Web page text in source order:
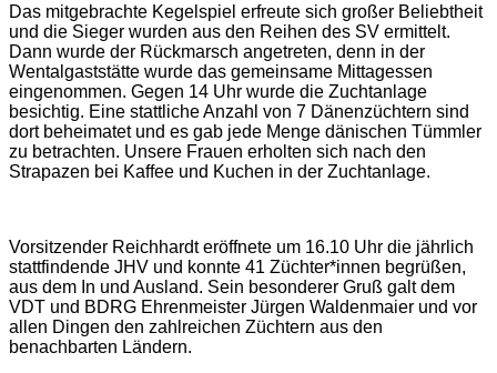
Das mitgebrachte Kegelspiel erfreute sich großer Beliebtheit
und die Sieger wurden aus den Reihen des SV ermittelt.
Dann wurde der Rückmarsch angetreten, denn in der
Wentalgaststätte wurde das gemeinsame Mittagessen
eingenommen. Gegen 14 Uhr wurde die Zuchtanlage
besichtig. Eine stattliche Anzahl von 7 Dänenzüchtern sind
dort beheimatet und es gab jede Menge dänischen Tümmler
zu betrachten. Unsere Frauen erholten sich nach den
Strapazen bei Kaffee und Kuchen in der Zuchtanlage.
Vorsitzender Reichhardt eröffnete um 16.10 Uhr die jährlich
stattfindende JHV und konnte 41 Züchter*innen begrüßen,
aus dem In und Ausland. Sein besonderer Gruß galt dem
VDT und BDRG Ehrenmeister Jürgen Waldenmaier und vor
allen Dingen den zahlreichen Züchtern aus den
benachbarten Ländern.